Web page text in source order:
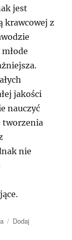
jest
krawcowej z
jakości
nauczyć
tworzenia
nie
Dodaj